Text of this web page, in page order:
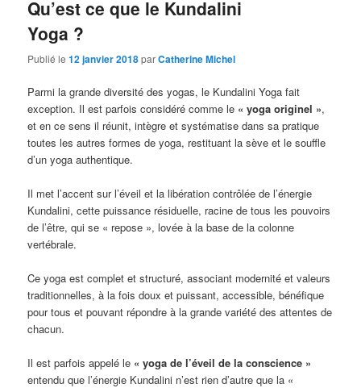
Qu’est ce que le Kundalini
Yoga ?
Publié le12 janvier 2018parCatherine Michel
Parmi la grande diversité des yogas, le Kundalini Yoga fait
exception. Il est parfois considéré comme le « yoga originel »,
et en ce sens il réunit, intègre et systématise dans sa pratique
toutes les autres formes de yoga, restituant la sève et le souffle
d’un yoga authentique.
Il met l’accent sur l’éveil et la libération contrôlée de l’énergie
Kundalini, cette puissance résiduelle, racine de tous les pouvoirs
de l’être, qui se « repose », lovée à la base de la colonne
vertébrale.
Ce yoga est complet et structuré, associant modernité et valeurs
traditionnelles, à la fois doux et puissant, accessible, bénéfique
pour tous et pouvant répondre à la grande variété des attentes de
chacun.
Il est parfois appelé le « yoga de l’éveil de la conscience »
entendu que l’énergie Kundalini n’est rien d’autre que la «